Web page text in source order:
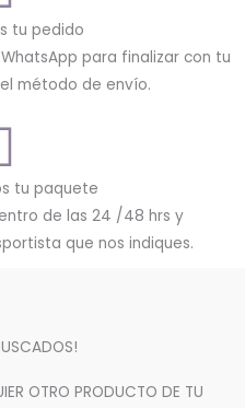
tu pedido
para finalizar con tu
método de envío.
tu paquete
de las 24 /48 hrs y
que nos indiques.
OTRO PRODUCTO DE TU